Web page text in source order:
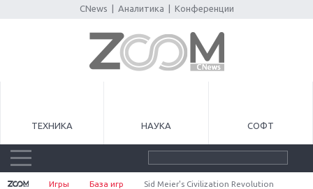
CNews Аналитика Конференции
ТЕХНИКА НАУКА СОФТ
Игры База игр Sid Meier's Civilization Revolution